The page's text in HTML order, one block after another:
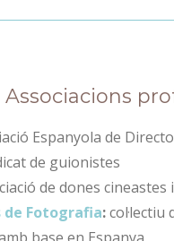
Associacions
Espanyola de
de guionistes
de dones
de Fotografia: